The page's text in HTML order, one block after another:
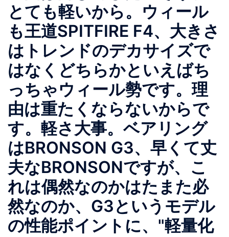
とても軽いから。ウィール
も王道SPITFIRE F4、大きさ
はトレンドのデカサイズで
はなくどちらかといえばち
っちゃウィール勢です。理
由は重たくならないからで
す。軽さ大事。ベアリング
はBRONSON G3、早くて丈
夫なBRONSONですが、こ
れは偶然なのかはたまた必
然なのか、G3というモデル
の性能ポイントに、"軽量化